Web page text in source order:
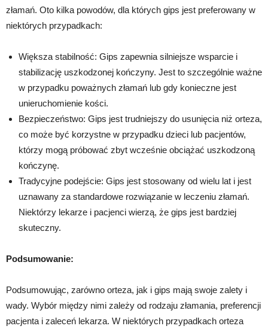
złamań. Oto kilka powodów, dla których gips jest preferowany w
niektórych przypadkach:
Większa stabilność: Gips zapewnia silniejsze wsparcie i
stabilizację uszkodzonej kończyny. Jest to szczególnie ważne
w przypadku poważnych złamań lub gdy konieczne jest
unieruchomienie kości.
Bezpieczeństwo: Gips jest trudniejszy do usunięcia niż orteza,
co może być korzystne w przypadku dzieci lub pacjentów,
którzy mogą próbować zbyt wcześnie obciążać uszkodzoną
kończynę.
Tradycyjne podejście: Gips jest stosowany od wielu lat i jest
uznawany za standardowe rozwiązanie w leczeniu złamań.
Niektórzy lekarze i pacjenci wierzą, że gips jest bardziej
skuteczny.
Podsumowanie:
Podsumowując, zarówno orteza, jak i gips mają swoje zalety i
wady. Wybór między nimi zależy od rodzaju złamania, preferencji
pacjenta i zaleceń lekarza. W niektórych przypadkach orteza